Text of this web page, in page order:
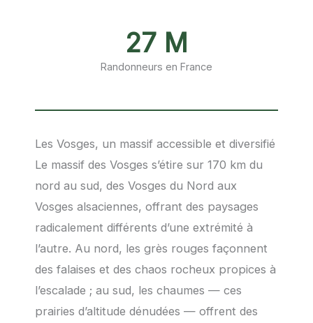
27 M
Randonneurs en France
Les Vosges, un massif accessible et diversifié
Le massif des Vosges s’étire sur 170 km du
nord au sud, des Vosges du Nord aux
Vosges alsaciennes, offrant des paysages
radicalement différents d’une extrémité à
l’autre. Au nord, les grès rouges façonnent
des falaises et des chaos rocheux propices à
l’escalade ; au sud, les chaumes — ces
prairies d’altitude dénudées — offrent des